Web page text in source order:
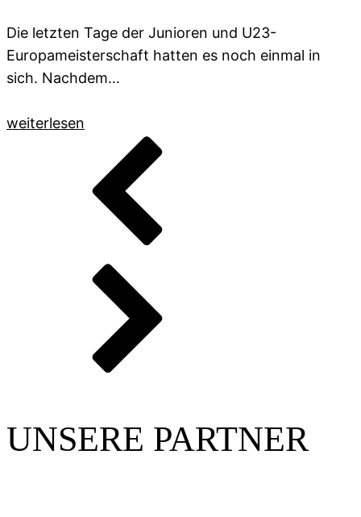
Die letzten Tage der Junioren und U23-
Europameisterschaft hatten es noch einmal in
sich. Nachdem…
weiterlesen
UNSERE PARTNER